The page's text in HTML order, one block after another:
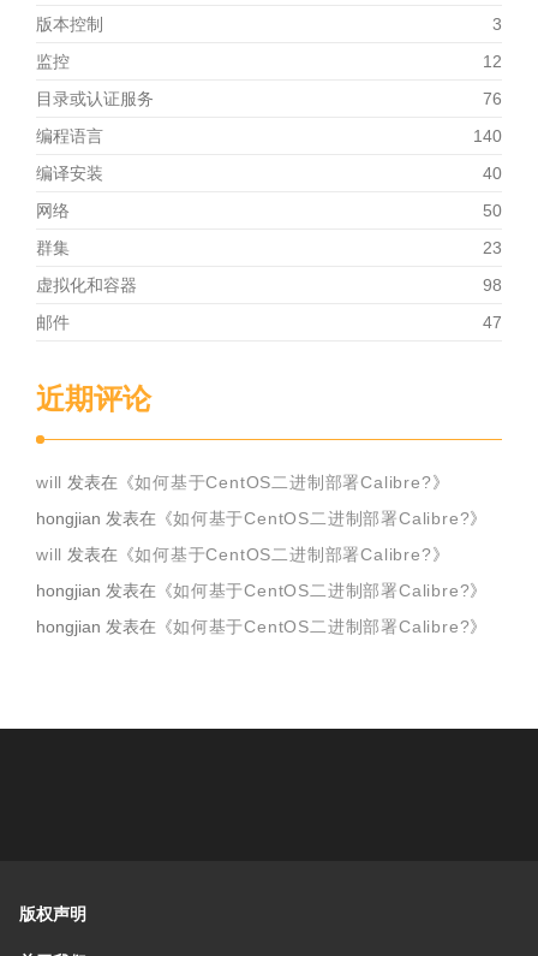
版本控制
3
监控
12
目录或认证服务
76
编程语言
140
编译安装
40
网络
50
群集
23
虚拟化和容器
98
邮件
47
近期评论
will 发表在《如何基于CentOS二进制部署Calibre?》
hongjian 发表在《如何基于CentOS二进制部署Calibre?》
will 发表在《如何基于CentOS二进制部署Calibre?》
hongjian 发表在《如何基于CentOS二进制部署Calibre?》
hongjian 发表在《如何基于CentOS二进制部署Calibre?》
版权声明